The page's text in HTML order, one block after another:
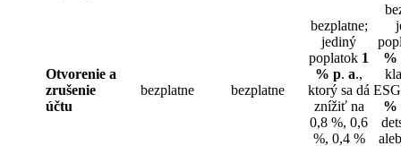
Otvorenie a
zrušenie
účtu
bezplatne bezplatne
bezplatne;
jediný
poplatok 1
% p. a.,
ktorý sa dá
znížiť na
0,8 %, 0,6
%, 0,4 %
%
%